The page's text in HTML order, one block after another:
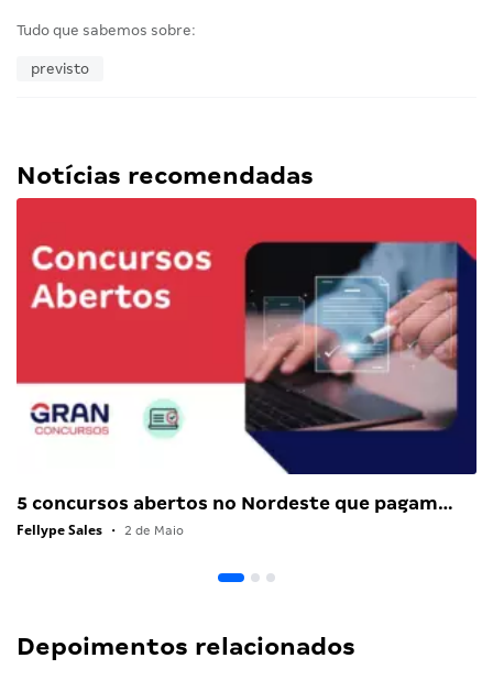
Tudo que sabemos sobre:
previsto
Notícias recomendadas
5 concursos abertos no Nordeste que pagam…
Fellype Sales • 2 de Maio
Depoimentos relacionados